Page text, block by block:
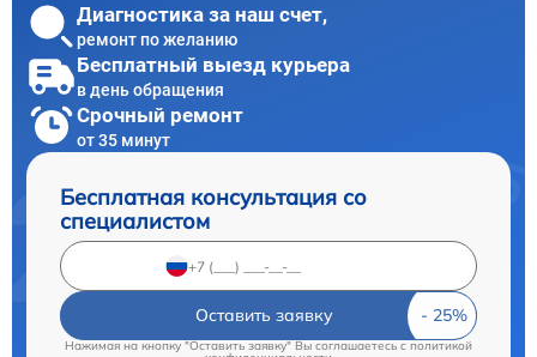
Диагностика за наш счет,
ремонт по желанию
Бесплатный выезд курьера
в день обращения
Срочный ремонт
от 35 минут
Бесплатная консультация со
специалистом
Оставить заявку
Нажимая на кнопку "Оставить заявку" Вы соглашаетесь cполитикой